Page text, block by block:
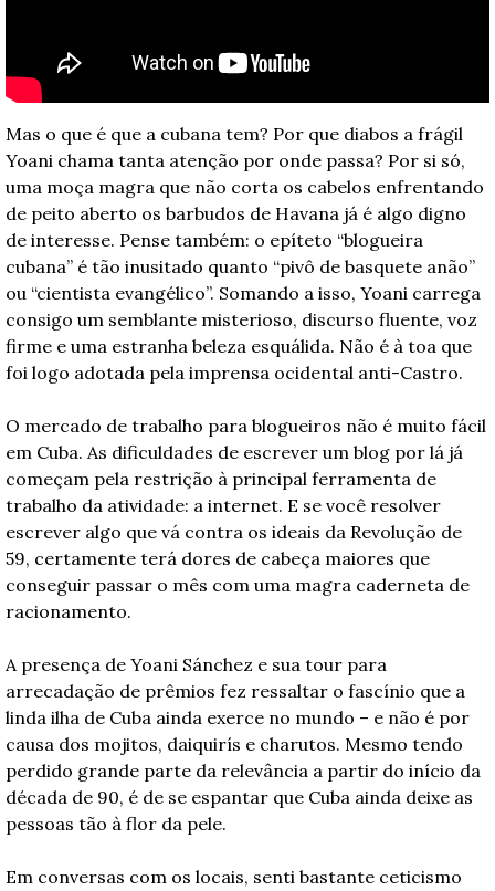
Mas o que é que a cubana tem? Por que diabos a frágil
Yoani chama tanta atenção por onde passa? Por si só,
uma moça magra que não corta os cabelos enfrentando
de peito aberto os barbudos de Havana já é algo digno
de interesse. Pense também: o epíteto “blogueira
cubana” é tão inusitado quanto “pivô de basquete anão”
ou “cientista evangélico”. Somando a isso, Yoani carrega
consigo um semblante misterioso, discurso fluente, voz
firme e uma estranha beleza esquálida. Não é à toa que
foi logo adotada pela imprensa ocidental anti-Castro.
O mercado de trabalho para blogueiros não é muito fácil
em Cuba. As dificuldades de escrever um blog por lá já
começam pela restrição à principal ferramenta de
trabalho da atividade: a internet. E se você resolver
escrever algo que vá contra os ideais da Revolução de
59, certamente terá dores de cabeça maiores que
conseguir passar o mês com uma magra caderneta de
racionamento.
A presença de Yoani Sánchez e sua tour para
arrecadação de prêmios fez ressaltar o fascínio que a
linda ilha de Cuba ainda exerce no mundo – e não é por
causa dos mojitos, daiquirís e charutos. Mesmo tendo
perdido grande parte da relevância a partir do início da
década de 90, é de se espantar que Cuba ainda deixe as
pessoas tão à flor da pele.
Em conversas com os locais, senti bastante ceticismo